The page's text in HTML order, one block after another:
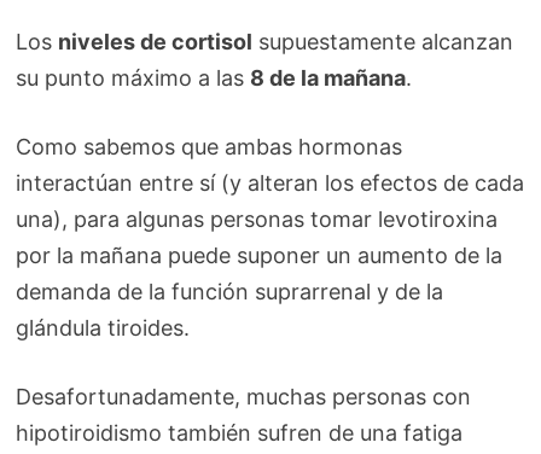
Los niveles de cortisol supuestamente alcanzan
su punto máximo a las 8 de la mañana.
Como sabemos que ambas hormonas
interactúan entre sí (y alteran los efectos de cada
una), para algunas personas tomar levotiroxina
por la mañana puede suponer un aumento de la
demanda de la función suprarrenal y de la
glándula tiroides.
Desafortunadamente, muchas personas con
hipotiroidismo también sufren de una fatiga